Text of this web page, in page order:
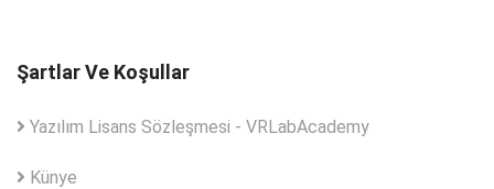
Şartlar Ve Koşullar
Yazılım Lisans Sözleşmesi - VRLabAcademy
Künye